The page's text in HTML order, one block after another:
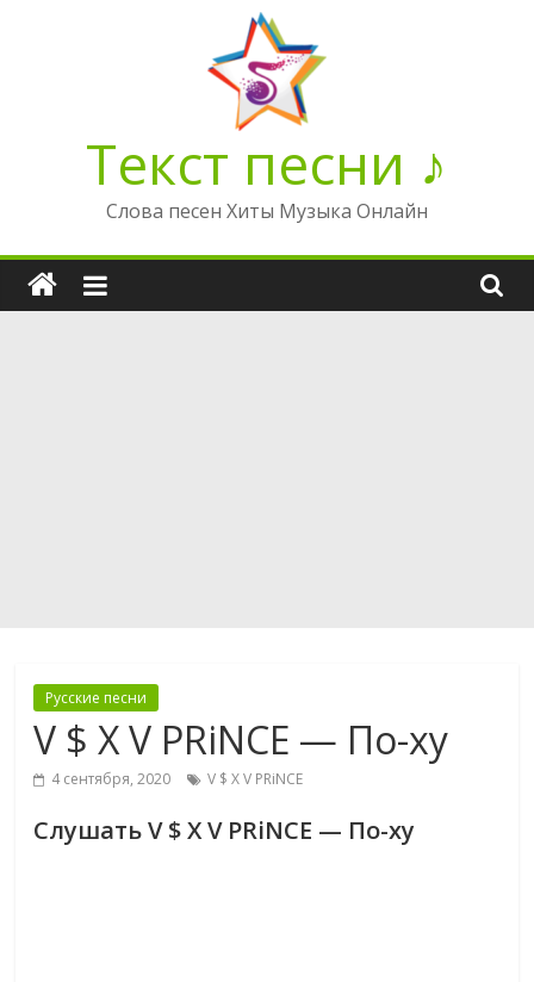
Текст песни ♪
Слова песен Хиты Музыка Онлайн
Русские песни
V $ X V PRiNCE — По-ху
4 сентября, 2020 V $ X V PRiNCE
Слушать V $ X V PRiNCE — По-ху